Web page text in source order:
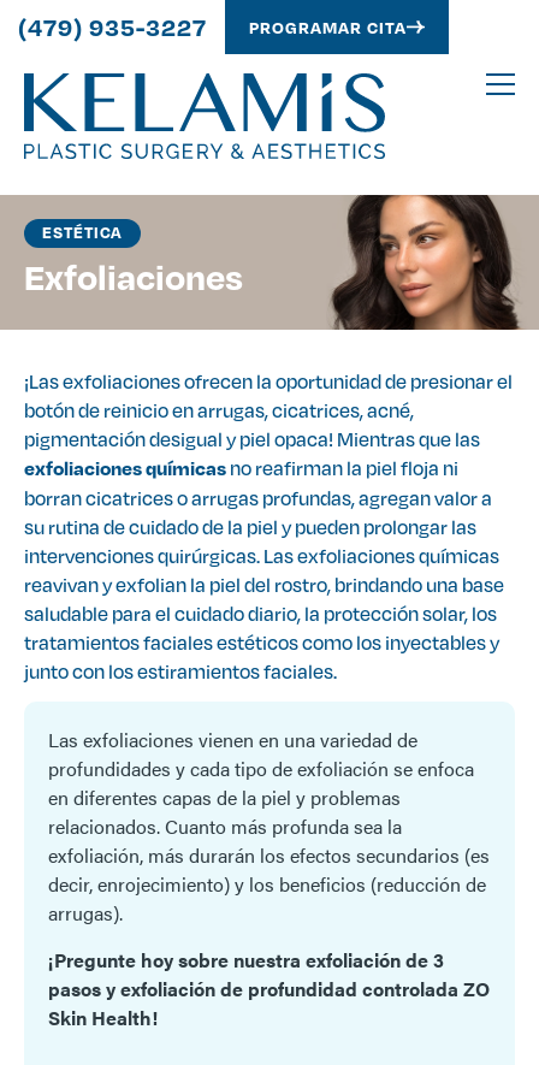
(479) 935-3227 PROGRAMAR CITA
ESTÉTICA
Exfoliaciones
¡Las exfoliaciones ofrecen la oportunidad de presionar el
botón de reinicio en arrugas, cicatrices, acné,
pigmentación desigual y piel opaca! Mientras que las
exfoliaciones químicasno reafirman la piel floja ni
borran cicatrices o arrugas profundas, agregan valor a
su rutina de cuidado de la piel y pueden prolongar las
intervenciones quirúrgicas. Las exfoliaciones químicas
reavivan y exfolian la piel del rostro, brindando una base
saludable para el cuidado diario, la protección solar, los
tratamientos faciales estéticos como los inyectables y
junto con los estiramientos faciales.
Las exfoliaciones vienen en una variedad de
profundidades y cada tipo de exfoliación se enfoca
en diferentes capas de la piel y problemas
relacionados. Cuanto más profunda sea la
exfoliación, más durarán los efectos secundarios (es
decir, enrojecimiento) y los beneficios (reducción de
arrugas).
¡Pregunte hoy sobre nuestra exfoliación de 3
pasos y exfoliación de profundidad controlada ZO
Skin Health!